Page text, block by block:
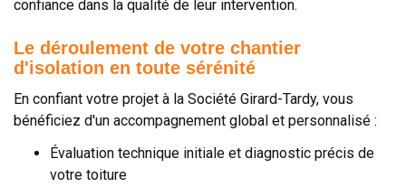
confiance dans la qualité de leur intervention.
Le déroulement de votre chantier
d'isolation en toute sérénité
En confiant votre projet à la Société Girard-Tardy, vous
bénéficiez d'un accompagnement global et personnalisé :
Évaluation technique initiale et diagnostic précis de
votre toiture